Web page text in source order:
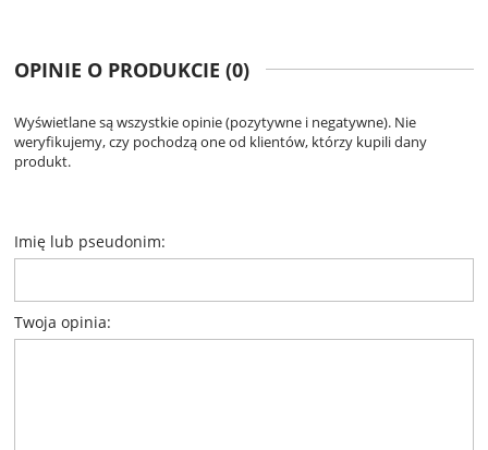
OPINIE O PRODUKCIE (0)
Wyświetlane są wszystkie opinie (pozytywne i negatywne). Nie
weryfikujemy, czy pochodzą one od klientów, którzy kupili dany
produkt.
Imię lub pseudonim:
Twoja opinia: